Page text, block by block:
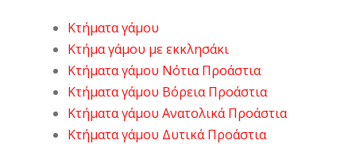
Κτήματα γάμου
Κτήμα γάμου με εκκλησάκι
Κτήματα γάμου Νότια Προάστια
Κτήματα γάμου Βόρεια Προάστια
Κτήματα γάμου Ανατολικά Προάστια
Κτήματα γάμου Δυτικά Προάστια